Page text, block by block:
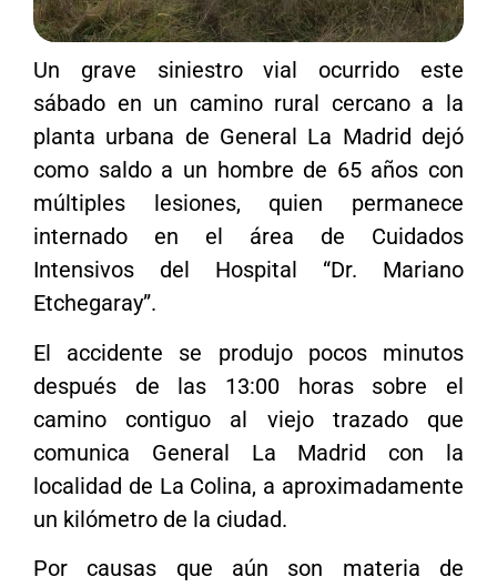
Un grave siniestro vial ocurrido este
sábado en un camino rural cercano a la
planta urbana de General La Madrid dejó
como saldo a un hombre de 65 años con
múltiples lesiones, quien permanece
internado en el área de Cuidados
Intensivos del Hospital “Dr. Mariano
Etchegaray”.
El accidente se produjo pocos minutos
después de las 13:00 horas sobre el
camino contiguo al viejo trazado que
comunica General La Madrid con la
localidad de La Colina, a aproximadamente
un kilómetro de la ciudad.
Por causas que aún son materia de